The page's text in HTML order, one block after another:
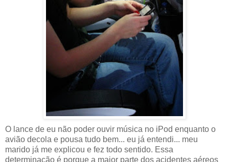
O lance de eu não poder ouvir música no iPod enquanto o
avião decola e pousa tudo bem... eu já entendi... meu
marido já me explicou e fez todo sentido. Essa
determinação é porque a maior parte dos acidentes aéreos